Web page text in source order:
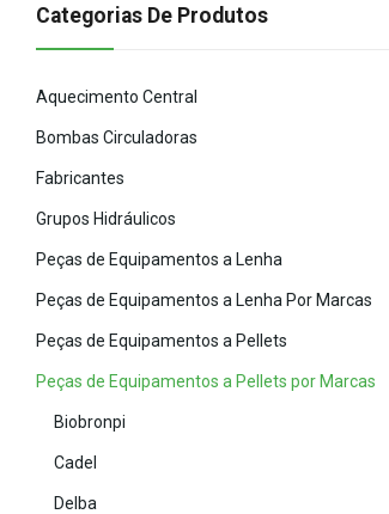
Categorias De Produtos
Aquecimento Central
Bombas Circuladoras
Fabricantes
Grupos Hidráulicos
Peças de Equipamentos a Lenha
Peças de Equipamentos a Lenha Por Marcas
Peças de Equipamentos a Pellets
Peças de Equipamentos a Pellets por Marcas
Biobronpi
Cadel
Delba